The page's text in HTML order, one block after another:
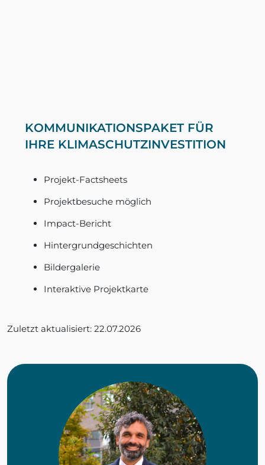
KOMMUNIKATIONSPAKET FÜR
IHRE KLIMASCHUTZINVESTITION
Projekt-Factsheets
Projektbesuche möglich
Impact-Bericht
Hintergrundgeschichten
Bildergalerie
Interaktive Projektkarte
Zuletzt aktualisiert: 22.07.2026